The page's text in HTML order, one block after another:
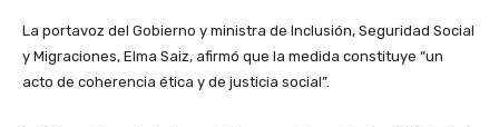
La portavoz del Gobierno y ministra de Inclusión, Seguridad Social
y Migraciones, Elma Saiz, afirmó que la medida constituye “un
acto de coherencia ética y de justicia social”.